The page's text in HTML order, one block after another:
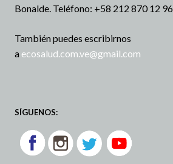
Bonalde. Teléfono: +58 212 870 12 96
También puedes escribirnos
a ecosalud.com.ve@gmail.com
SÍGUENOS: